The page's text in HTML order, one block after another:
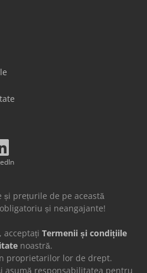
prețurile de pe această
și neangajante!
acceptați Termenii și condițiile
noastră.
proprietarilor lor de drept.
asumă responsabilitatea pentru